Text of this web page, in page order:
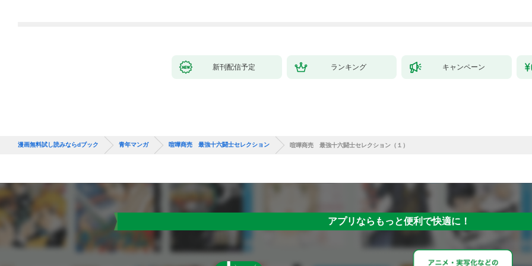
新刊配信予定 ランキング キャンペーン
漫画無料試し読みならdブック 青年マンガ 喧嘩商売 最強十六闘士セレクション 喧嘩商売 最強十六闘士セレクション（１）
アプリならもっと便利で快適に！